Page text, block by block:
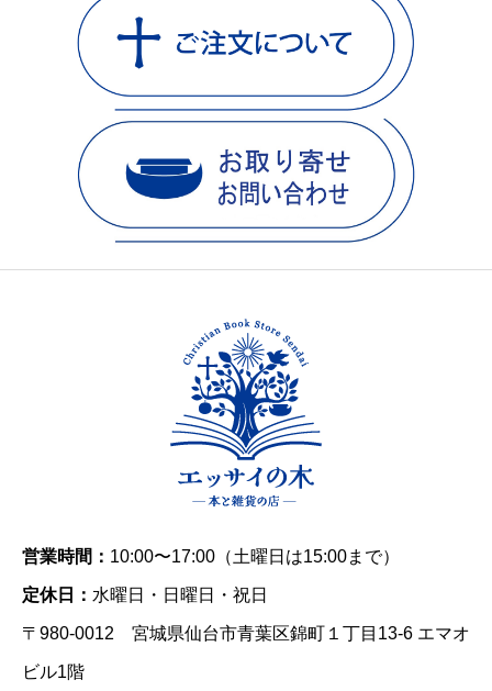
営業時間： 10:00〜17:00（土曜日は15:00まで）
定休日： 水曜日・日曜日・祝日
〒980-0012 宮城県仙台市青葉区錦町１丁目13-6 エマオ
ビル1階